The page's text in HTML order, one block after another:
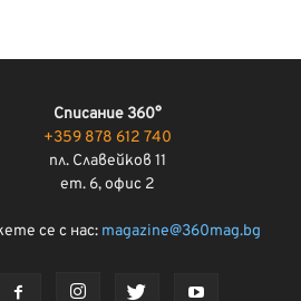
Списание 360°
+359 878 612 740
пл. Славейков 11
ет. 6, офис 2
се с нас: magazine@360mag.bg